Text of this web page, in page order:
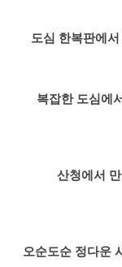
도심 한복판에
복잡한 도심에
산청에서
오순도순 정다운